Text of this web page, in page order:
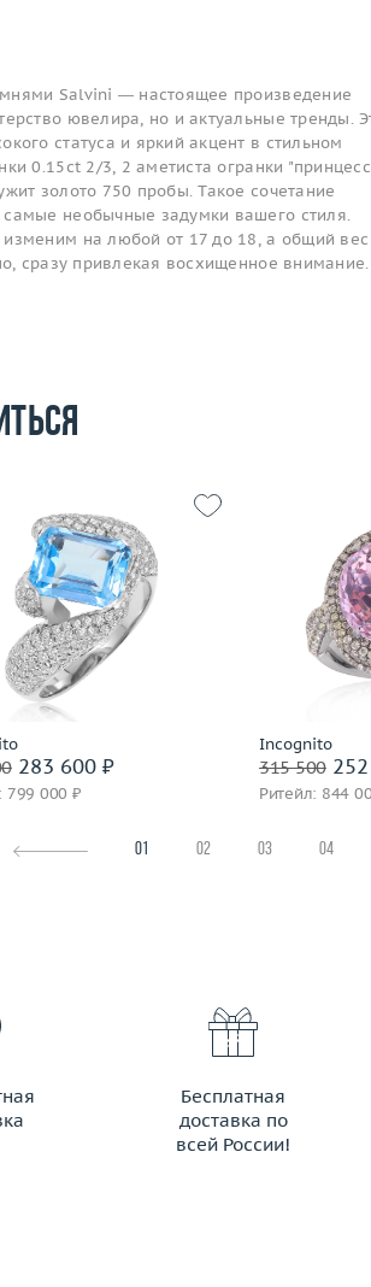
Salvini — настоящее произведение
ювелира, но и актуальные тренды.
статуса и яркий акцент в стильном
0.15ct 2/3, 2 аметиста огранки
золото 750 пробы. Такое сочетание
самые необычные задумки вашего стиля.
на любой от 17 до 18, а общий
сразу привлекая восхищенное внимание.
283 600 ₽
799 000 ₽
18.75
золото 750 пробы
Подробнее
Incognito
315 500252
Ритейл: 844
Материал
01 02 03 04
Бесплатная
доставка по
всей России!